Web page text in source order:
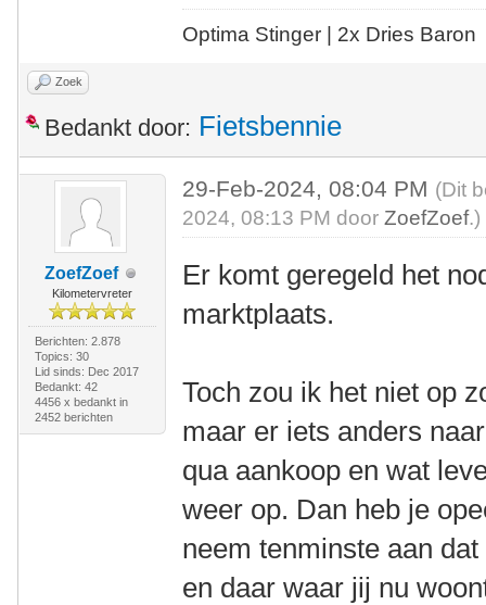
Optima Stinger | 2x Dries Baron
Zoek
Bedankt door: Fietsbennie
ZoefZoef
Kilometervreter
Berichten: 2.878
Topics: 30
Lid sinds: Dec 2017
Bedankt: 42
4456 x bedankt in
2452 berichten
29-Feb-2024, 08:04 PM (Dit
2024, 08:13 PM doorZoefZoef.)
Er komt geregeld het
marktplaats.
Toch zou ik het niet op
maar er iets anders
qua aankoop en wat
weer op. Dan heb je
neem tenminste aan
en daar waar jij nu